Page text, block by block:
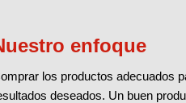
enfoque
los productos adecuados
deseados. Un buen